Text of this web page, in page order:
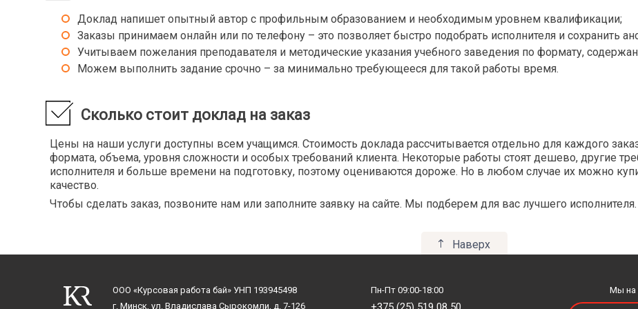
Дидактика
Дифференциальная психология
Дошкольная олигофренопсихология
Дошкольная педагогика
Зарубежная литература
Идеология
Изобразительное искусство
Информационная культура
Методика преподавания географии
Методика преподавания изобразительного
искусства
Методика преподавания иностранных языков
Методика преподавания информатики
чтения
вспомогательной школе
Методика преподавания
общепрофессиональных и специальных
Методика преподавания общетехнических и
специальных дисциплин
Методика преподавания русского языка и
литературного чтения в начальной школе
месторождений
Разрушение горных пород под
Режиссура
Религиоведение
Русский язык и культура речи
Русский язык и литература
Связи с общественностью
Семья и брак
Современные теории и технологии
психологической помощи семье
Доклад напишет опытный автор с профильным образованием и необходимым уровнем квалификации;
Заказы принимаем онлайн или по телефону – это позволяет быстро подобрать исполнителя и сохранить
Учитываем пожелания преподавателя и методические указания учебного заведения по формату,
Можем выполнить задание срочно – за минимально требующееся для такой работы время.
Сколько стоит доклад на заказ
Цены на наши услуги доступны всем учащимся. Стоимость доклада рассчитывается отдельно для каждого
формата, объема, уровня сложности и особых требований клиента. Некоторые работы стоят дешево, другие
исполнителя и больше времени на подготовку, поэтому оцениваются дороже. Но в любом случае их можно
качество.
Чтобы сделать заказ, позвоните нам или заполните заявку на сайте. Мы подберем для вас лучшего исполнителя.
Наверх
ООО «Курсовая работа бай» УНП 193945498
г. Минск, ул. Владислава Сырокомли, д. 7-126
Пн-Пт 09:00-18:00 Мы на